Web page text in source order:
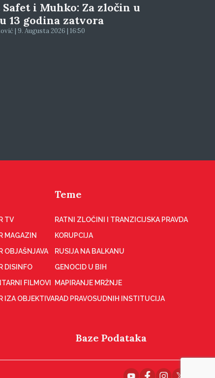
Safet i Muhko: Za zločin u
13 godina zatvora
| 9. Augusta 2026 | 16:50
TV
MAGAZIN
OBJAŠNJAVA
DISINFO
FILMOVI
IZA OBJEKTIVA
Teme
RATNI ZLOČINI I TRANZICIJSKA PRAVDA
KORUPCIJA
RUSIJA NA BALKANU
GENOCID U BIH
MAPIRANJE MRŽNJE
RAD PRAVOSUDNIH INSTITUCIJA
Baze Podataka